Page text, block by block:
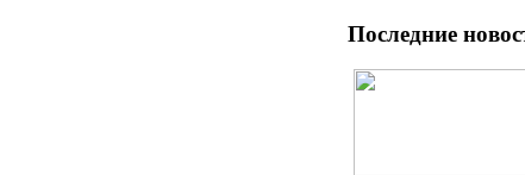
Последние